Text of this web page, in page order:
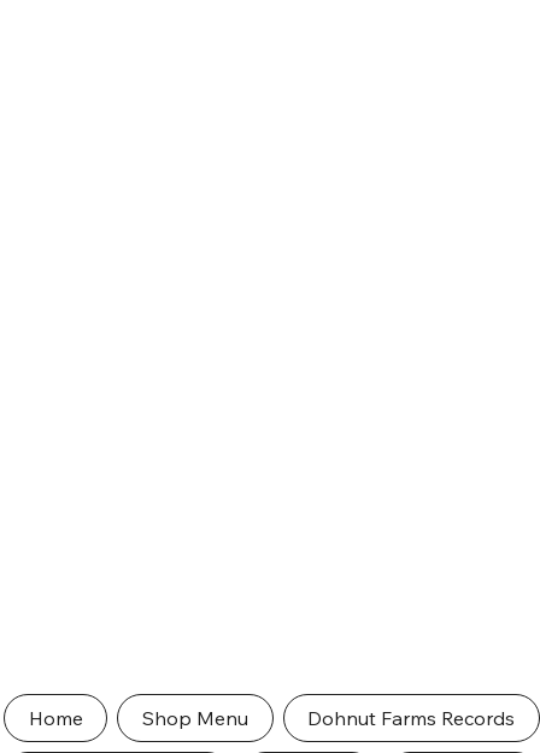
Home Shop Menu Dohnut Farms Records